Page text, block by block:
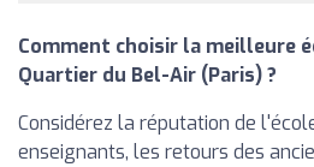
Comment choisir la meilleure
Quartier du Bel-Air (Paris) ?
Considérez la réputation de
enseignants, les retours des